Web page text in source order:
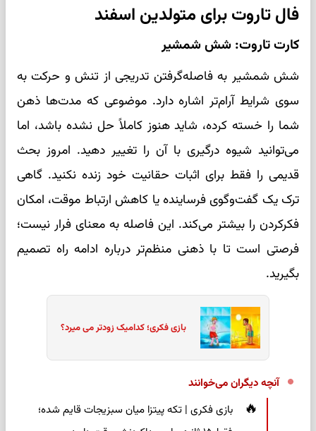
فال تاروت برای متولدین اسفند
کارت تاروت: شش شمشیر
شش شمشیر به فاصله‌گرفتن تدریجی از تنش و حرکت به
سوی شرایط آرام‌تر اشاره دارد. موضوعی که مدت‌ها ذهن
شما را خسته کرده، شاید هنوز کاملاً حل نشده باشد، اما
می‌توانید شیوه درگیری با آن را تغییر دهید. امروز بحث
قدیمی را فقط برای اثبات حقانیت خود زنده نکنید. گاهی
ترک یک گفت‌وگوی فرساینده یا کاهش ارتباط موقت، امکان
فکرکردن را بیشتر می‌کند. این فاصله به معنای فرار نیست؛
فرصتی است تا با ذهنی منظم‌تر درباره ادامه راه تصمیم
بگیرید.
بازی فکری؛ کدامیک زودتر می میرد؟
آنچه دیگران می‌خوانند
بازی فکری | تکه پیتزا میان سبزیجات قایم شده؛